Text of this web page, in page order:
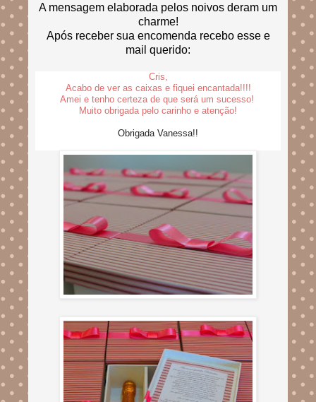
A mensagem elaborada pelos noivos deram um
charme!
Após receber sua encomenda recebo esse e
mail querido:
Cris,
Acabo de ver as caixas e fiquei encantada!!!!
Amei e tenho certeza de que será um sucesso!
Muito obrigada pelo carinho e atenção!
Obrigada Vanessa!!